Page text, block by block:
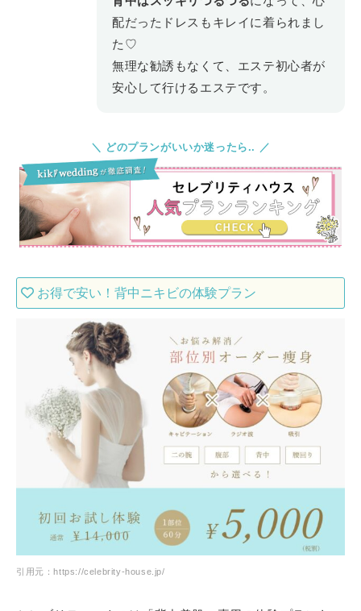
配だったドレスもキレイに着られまし
た♡
無理な勧誘もなくて、エステ初心者が
安心して行けるエステです。
＼ どのプランがいいか迷ったら.. ／
お得で安い！背中ニキビの体験プラン
引用元：https://celebrity-house.jp/